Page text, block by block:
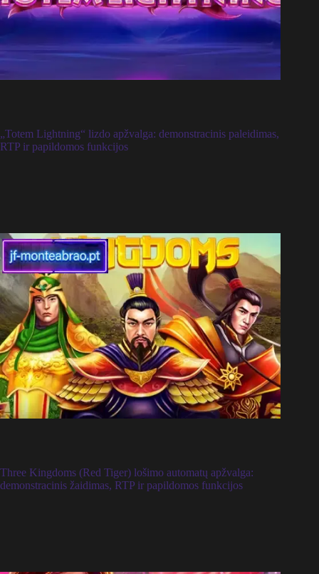
„Totem Lightning“ lizdo apžvalga: demonstracinis paleidimas,
RTP ir papildomos funkcijos
Three Kingdoms (Red Tiger) lošimo automatų apžvalga:
demonstracinis žaidimas, RTP ir papildomos funkcijos